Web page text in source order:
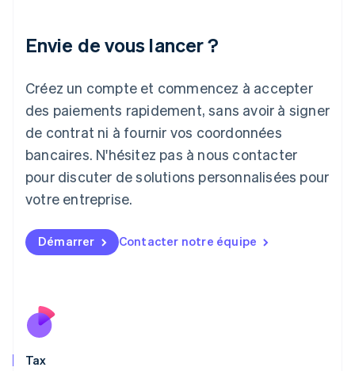
Envie de vous lancer ?
Créez un compte et commencez à accepter
des paiements rapidement, sans avoir à signer
de contrat ni à fournir vos coordonnées
bancaires. N'hésitez pas à nous contacter
pour discuter de solutions personnalisées pour
votre entreprise.
Démarrer Contacter notre équipe
Tax
English
Italie
Japon
日本語
Lettonie
English
Liechtenstein
DeutschEnglish
English
FrançaisDeutschEnglish
Malaisie
Mexique
Español